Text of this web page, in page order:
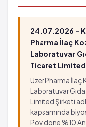
24.07.2026 -
Pharma İlaç
Laboratuvar
Ticaret
Uzer Pharma İlaç
Laboratuvar
Limited Şirketi
kapsamında
Povidone %10